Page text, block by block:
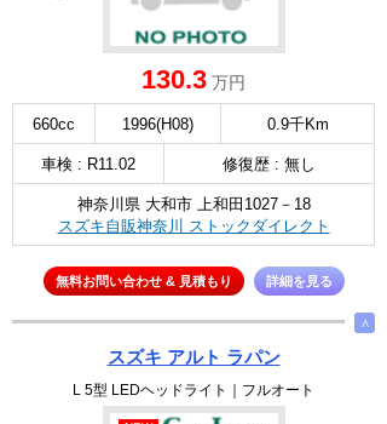
130.3 万円
660cc 1996(H08) 0.9千Km
車検 : R11.02 修復歴 : 無し
神奈川県 大和市 上和田1027－18
スズキ自販神奈川 ストックダイレクト
無料お問い合わせ & 見積もり 詳細を見る
∧
スズキ アルト ラパン
L 5型 LEDヘッドライト｜フルオート